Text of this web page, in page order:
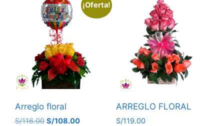
¡Oferta!
Arreglo floral
S/116.00 S/108.00
ARREGLO FLORAL
S/119.00